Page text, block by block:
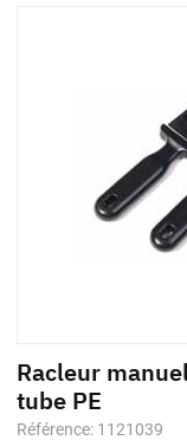
Racleur
tube PE
Référence: 1121039